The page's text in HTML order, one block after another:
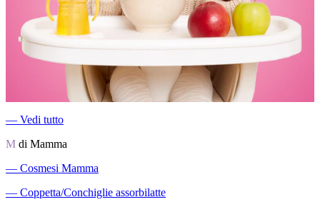
― Vedi tutto
M di Mamma
― Cosmesi Mamma
― Coppetta/Conchiglie assorbilatte